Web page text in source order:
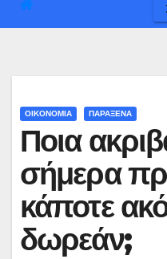
ΟΙΚΟΝΟΜΙΑ ΠΑΡΑΞΕΝΑ
Ποια
σήμερα
κάποτε
δωρεάν;